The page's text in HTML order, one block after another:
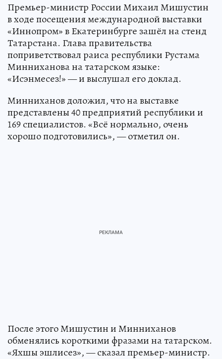
Премьер-министр России Михаил Мишустин
в ходе посещения международной выставки
«Иннопром» в Екатеринбурге зашёл на стенд
Татарстана. Глава правительства
поприветствовал раиса республики Рустама
Минниханова на татарском языке:
«Исэнмесез!» — и выслушал его доклад.
Минниханов доложил, что на выставке
представлены 40 предприятий республики и
169 специалистов. «Всё нормально, очень
хорошо подготовились», — отметил он.
После этого Мишустин и Минниханов
обменялись короткими фразами на татарском.
«Яхшы эшлисез», — сказал премьер-министр.